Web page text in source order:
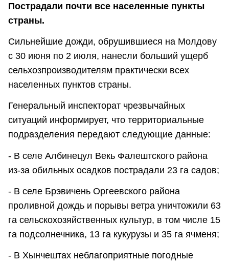
Пострадали почти все населенные пункты
страны.
Сильнейшие дожди, обрушившиеся на Молдову
с 30 июня по 2 июля, нанесли больший ущерб
сельхозпроизводителям практически всех
населенных пунктов страны.
Генеральный инспекторат чрезвычайных
ситуаций информирует, что территориальные
подразделения передают следующие данные:
- В селе Албинецул Векь Фалештского района
из-за обильных осадков пострадали 23 га садов;
- В селе Брэвичень Оргеевского района
проливной дождь и порывы ветра уничтожили 63
га сельскохозяйственных культур, в том числе 15
га подсолнечника, 13 га кукурузы и 35 га ячменя;
- В Хынчештах неблагоприятные погодные